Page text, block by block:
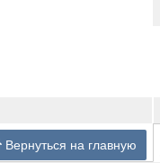
Вернуться на главную